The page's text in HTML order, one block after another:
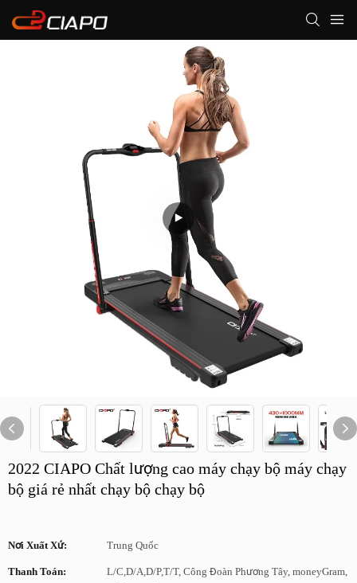
2022 CIAPO Chất lượng cao máy chạy bộ máy chạy
bộ giá rẻ nhất chạy bộ chạy bộ
Nơi Xuất Xứ: Trung Quốc
Thanh Toán:
L/C,D/A,D/P,T/T, Công Đoàn Phương Tây, moneyGram,